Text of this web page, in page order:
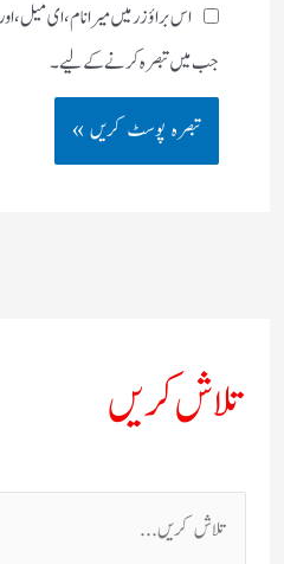
اس براؤزر میں میرا نام، ای میل،
جب میں تبصرہ کرنے کےلیے۔
تلاش کریں